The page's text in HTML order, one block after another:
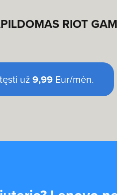
RIOT
už9,99Eur/mėn.